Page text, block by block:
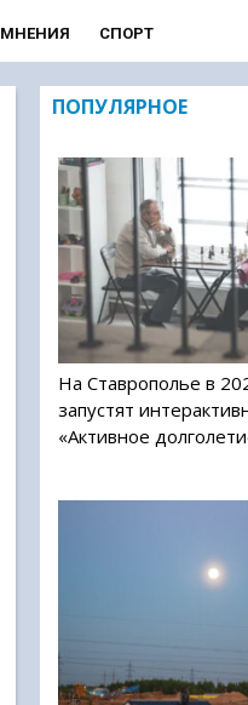
МНЕНИЯ СПОРТ
ПОПУЛЯРНОЕ
На Ставрополье в
запустят
«Активное